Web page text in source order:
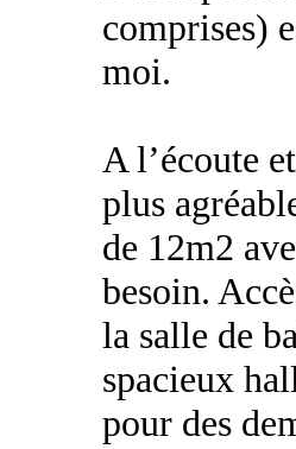
comprises)
moi.
A l’écoute
plus
de 12m2
besoin.
la salle de
spacieux
pour des